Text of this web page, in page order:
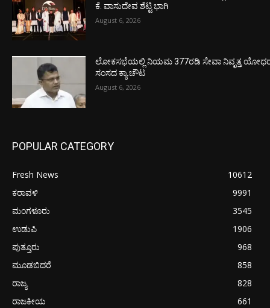
ಕೆ. ವಾಸುದೇವ ಶೆಟ್ಟಿ ಭಾಗಿ
August 6, 2026
ಲೋಕಸಭೆಯಲ್ಲಿ ನಿಯಮ 377ರಡಿ ಸೇವಾ ನಿವೃತ್ತ
ಸಂಸದ ಕ್ಯಾ.ಚೌಟ
August 6, 2026
POPULAR CATEGORY
Fresh News
10612
ಕರಾವಳಿ
9991
ಮಂಗಳೂರು
3545
ಉಡುಪಿ
1906
ಪುತ್ತೂರು
968
ಮೂಡಬಿದರೆ
858
ರಾಜ್ಯ
828
ರಾಜಕೀಯ
661